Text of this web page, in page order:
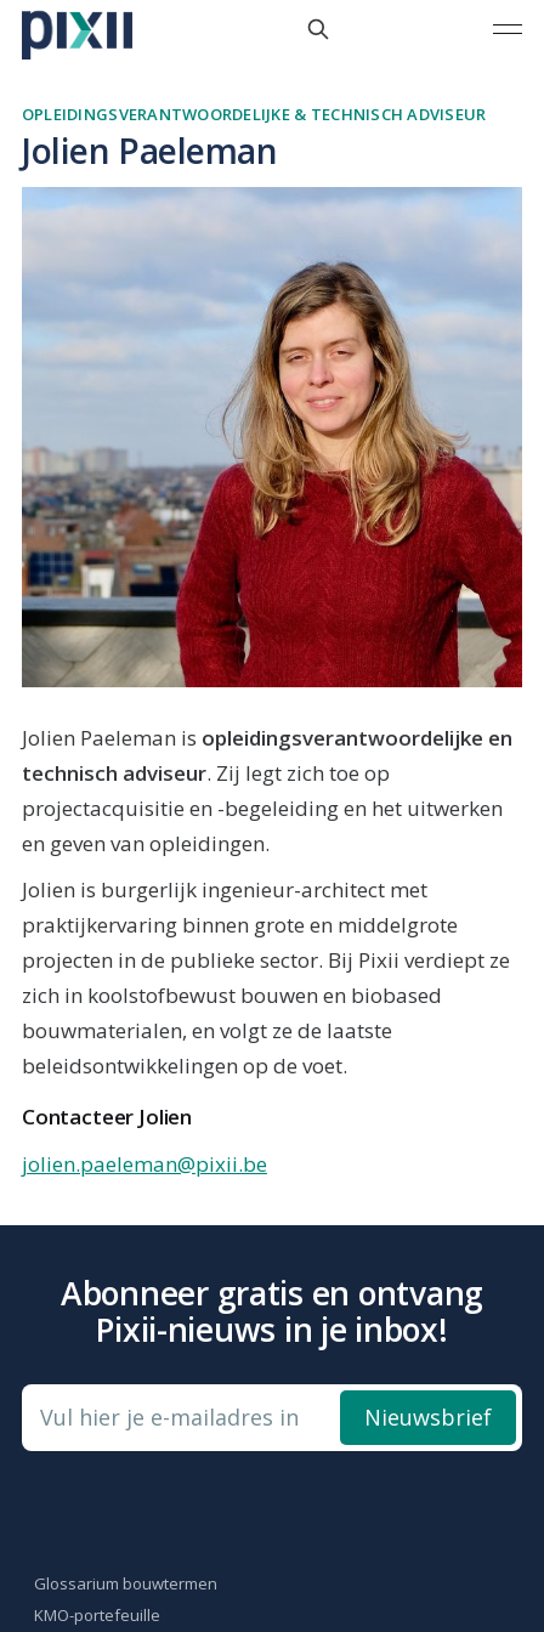
OPLEIDINGSVERANTWOORDELIJKE & TECHNISCH ADVISEUR
Jolien Paeleman
Jolien Paeleman is opleidingsverantwoordelijke en
technisch adviseur. Zij legt zich toe op
projectacquisitie en -begeleiding en het uitwerken
en geven van opleidingen.
Jolien is burgerlijk ingenieur-architect met
praktijkervaring binnen grote en middelgrote
projecten in de publieke sector. Bij Pixii verdiept ze
zich in koolstofbewust bouwen en biobased
bouwmaterialen, en volgt ze de laatste
beleidsontwikkelingen op de voet.
Contacteer Jolien
jolien.paeleman@pixii.be
Abonneer gratis en ontvang
Pixii-nieuws in je inbox!
Vul hier je e-mailadres in Nieuwsbrief
Glossarium bouwtermen
KMO-portefeuille